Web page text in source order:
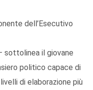
dell’Esecutivo
sottolinea il giovane
politico capace di
di elaborazione più